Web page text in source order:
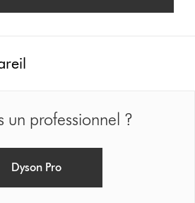
un professionnel ?
Dyson Pro